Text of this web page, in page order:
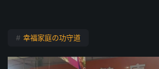
# 幸福家庭の功守道